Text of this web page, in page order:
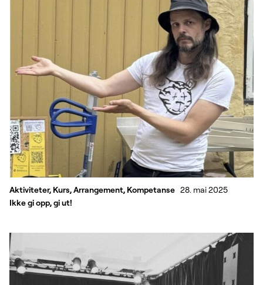
Aktiviteter, Kurs, Arrangement, Kompetanse 28. mai 2025
Ikke gi opp, gi ut!